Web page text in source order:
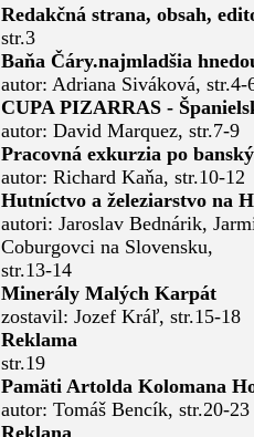
Redakčná strana, obsah,
str.3
Baňa Čáry.najmladšia
autor: Adriana Siváková, str.4-
CUPA PIZARRAS -
autor: David Marquez, str.7-9
Pracovná exkurzia po
autor: Richard Kaňa, str.10-12
Hutníctvo a železiarstvo na
autori: Jaroslav Bednárik,
Coburgovci na Slovensku,
str.13-14
Minerály Malých Karpát
zostavil: Jozef Kráľ, str.15-18
Reklama
str.19
Pamäti Artolda Kolomana
autor: Tomáš Bencík, str.20-23
Reklana